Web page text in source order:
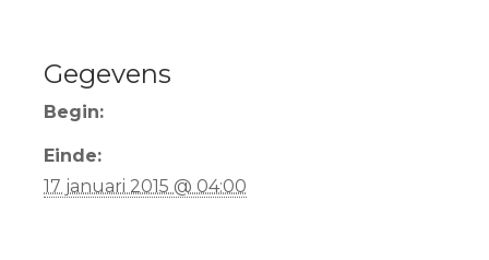
Gegevens
Begin:
Einde:
17 januari 2015 @ 04:00